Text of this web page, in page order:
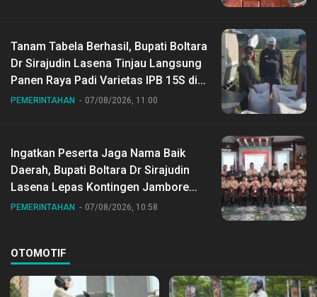
Tanam Tabela Berhasil, Bupati Boltara
Dr Sirajudin Lasena Tinjau Langsung
Panen Raya Padi Varietas IPB 15S di
Desa Gihang
PEMERINTAHAN 07/08/2026, 11:00
Ingatkan Peserta Jaga Nama Baik
Daerah, Bupati Boltara Dr Sirajudin
Lasena Lepas Kontingen Jambore
Nasional ke XII di Buperta Cibubur
PEMERINTAHAN 07/08/2026, 10:58
OTOMOTIF